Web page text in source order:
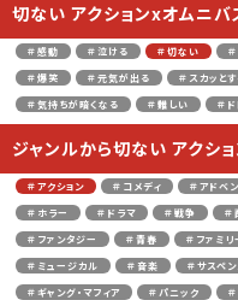
切ない アクションxオムニバ
＃感動 ＃泣ける ＃切ない
＃爆笑
＃元気が出る ＃スカッとす
＃気持ちが暗くなる
＃難しい ＃
ジャンルから切ない アクシ
＃アクション ＃コメディ ＃アドベ
＃ホラー
＃ドラマ ＃戦争 ＃
＃ファンタジー
＃青春 ＃ファミリ
＃ミュージカル
＃音楽 ＃サスペン
＃ギャング・マフィア
＃パニック